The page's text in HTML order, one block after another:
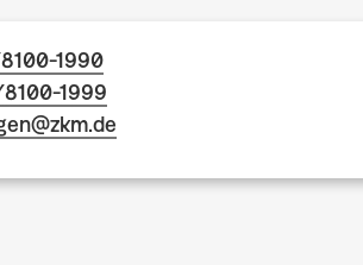
1990
1999